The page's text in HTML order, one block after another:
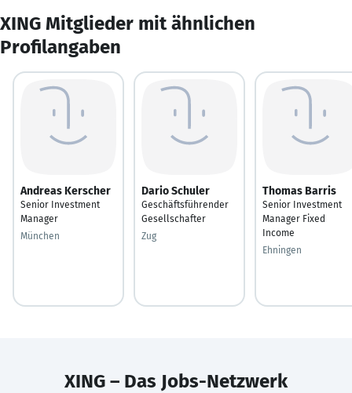
XING Mitglieder mit ähnlichen
Profilangaben
Andreas Kerscher
Senior Investment
Manager
München
Dario Schuler
Geschäftsführender
Gesellschafter
Zug
Thomas Barris
Senior Investment
Manager Fixed
Income
Ehningen
XING – Das Jobs-Netzwerk